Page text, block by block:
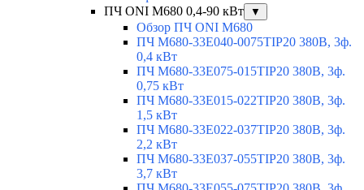
ПЧ ONI M680 0,4-90 кВт
▼
Обзор ПЧ ONI M680
ПЧ M680-33E040-0075TIP20 380В, 3ф.
0,4 кВт
ПЧ M680-33E075-015TIP20 380В, 3ф.
0,75 кВт
ПЧ M680-33E015-022TIP20 380В, 3ф.
1,5 кВт
ПЧ M680-33E022-037TIP20 380В, 3ф.
2,2 кВт
ПЧ M680-33E037-055TIP20 380В, 3ф.
3,7 кВт